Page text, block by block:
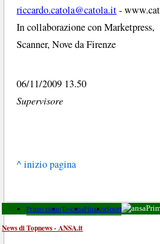
riccardo.catola@catola.it-
In collaborazione con Marketpress,
Scanner, Nove da Firenze
06/11/2009 13.50
Supervisore
^ inizio pagina
Primo pianoToscanaFinanzaSport
News di Topnews - ANSA.it